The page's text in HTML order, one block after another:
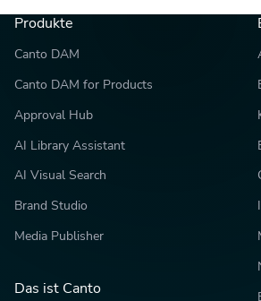
Produkte
Canto DAM
Canto DAM for Products
Approval Hub
AI Library Assistant
AI Visual Search
Brand Studio
Media Publisher
Das ist Canto